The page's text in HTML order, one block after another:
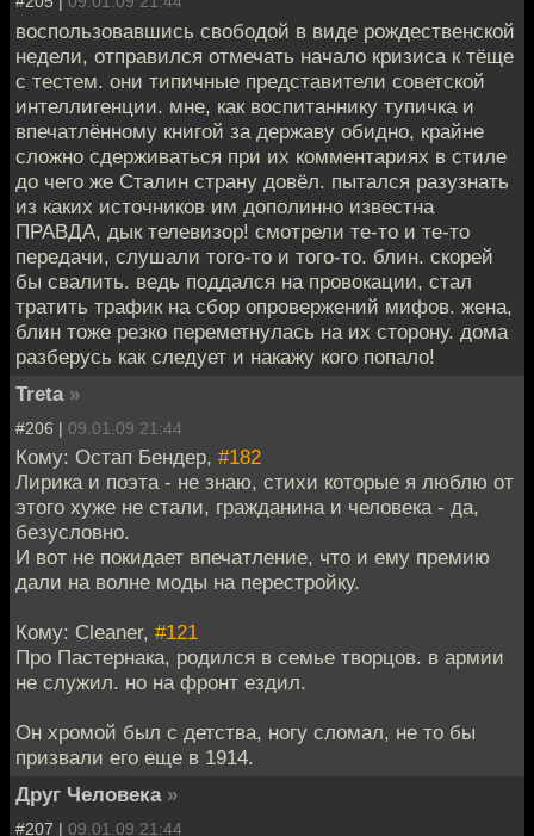
воспользовавшись свободой в виде рождественской
недели, отправился отмечать начало кризиса к тёще
с тестем. они типичные представители советской
интеллигенции. мне, как воспитаннику тупичка и
впечатлённому книгой за державу обидно, крайне
сложно сдерживаться при их комментариях в стиле
до чего же Сталин страну довёл. пытался разузнать
из каких источников им дополинно известна
ПРАВДА, дык телевизор! смотрели те-то и те-то
передачи, слушали того-то и того-то. блин. скорей
бы свалить. ведь поддался на провокации, стал
тратить трафик на сбор опровержений мифов. жена,
блин тоже резко переметнулась на их сторону. дома
разберусь как следует и накажу кого попало!
Treta »
#206 | 09.01.09 21:44
Кому: Остап Бендер, #182
Лирика и поэта - не знаю, стихи которые я люблю от
этого хуже не стали, гражданина и человека - да,
безусловно.
И вот не покидает впечатление, что и ему премию
дали на волне моды на перестройку.
Кому: Cleaner, #121
Про Пастернака, родился в семье творцов. в армии
не служил. но на фронт ездил.
Он хромой был с детства, ногу сломал, не то бы
призвали его еще в 1914.
Друг Человека »
#207 | 09.01.09 21:44